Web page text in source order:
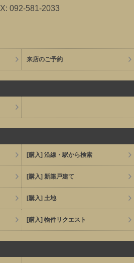
092-581-2033
来店のご予約
[購入] 沿線・駅から検索
[購入] 新築戸建て
[購入] 土地
[購入] 物件リクエスト